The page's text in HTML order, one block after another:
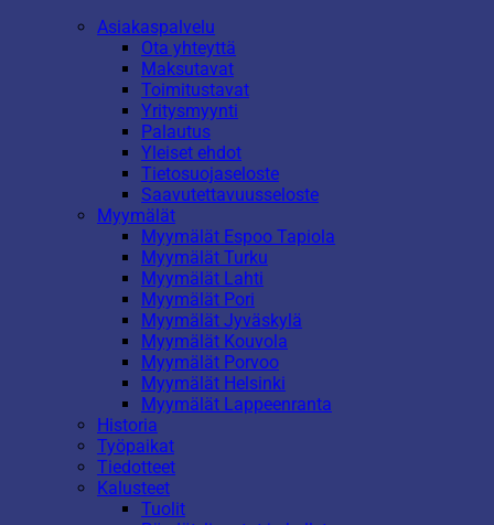
Asiakaspalvelu
Ota yhteyttä
Maksutavat
Toimitustavat
Yritysmyynti
Palautus
Yleiset ehdot
Tietosuojaseloste
Saavutettavuusseloste
Myymälät
Myymälät Espoo Tapiola
Myymälät Turku
Myymälät Lahti
Myymälät Pori
Myymälät Jyväskylä
Myymälät Kouvola
Myymälät Porvoo
Myymälät Helsinki
Myymälät Lappeenranta
Historia
Työpaikat
Tiedotteet
Kalusteet
Tuolit